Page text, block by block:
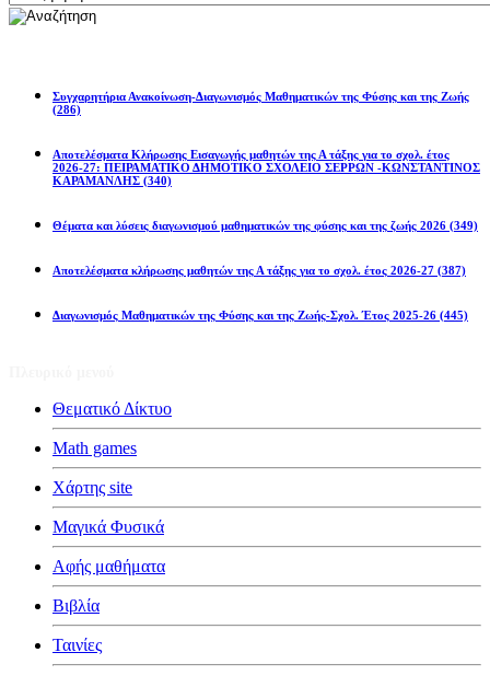
Συγχαρητήρια Ανακοίνωση-Διαγωνισμός Μαθηματικών της Φύσης και της Ζωής
(286)
Αποτελέσματα Κλήρωσης Εισαγωγής μαθητών της Α τάξης για το σχολ. έτος
2026-27: ΠΕΙΡΑΜΑΤΙΚΟ ΔΗΜΟΤΙΚΟ ΣΧΟΛΕΙΟ ΣΕΡΡΩΝ -ΚΩΝΣΤΑΝΤΙΝΟΣ
ΚΑΡΑΜΑΝΛΗΣ (340)
Θέματα και λύσεις διαγωνισμού μαθηματικών της φύσης και της ζωής 2026 (349)
Αποτελέσματα κλήρωσης μαθητών της Α τάξης για το σχολ. έτος 2026-27 (387)
Διαγωνισμός Μαθηματικών της Φύσης και της Ζωής-Σχολ. Έτος 2025-26 (445)
Θεματικό Δίκτυο
Math games
Χάρτης site
Μαγικά Φυσικά
Αφής μαθήματα
Βιβλία
Ταινίες